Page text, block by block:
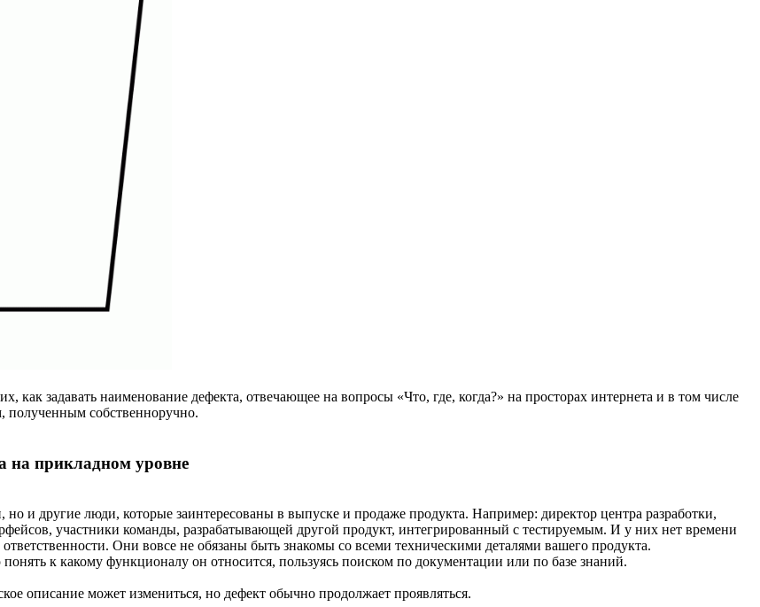
как задавать наименование дефекта, отвечающее на вопросы «Что, где, когда?» на просторах интернета и в том числе
полученным собственноручно.
на прикладном уровне
и другие люди, которые заинтересованы в выпуске и продаже продукта. Например: директор центра разработки,
участники команды, разрабатывающей другой продукт, интегрированный с тестируемым. И у них нет времени
Они вовсе не обязаны быть знакомы со всеми техническими деталями вашего продукта.
к какому функционалу он относится, пользуясь поиском по документации или по базе знаний.
описание может измениться, но дефект обычно продолжает проявляться.